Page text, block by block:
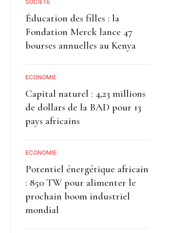
SOCIETE
Éducation des filles : la
Fondation Merck lance 47
bourses annuelles au Kenya
ECONOMIE
Capital naturel : 4,23 millions
de dollars de la BAD pour 13
pays africains
ECONOMIE
Potentiel énergétique africain
: 850 TW pour alimenter le
prochain boom industriel
mondial